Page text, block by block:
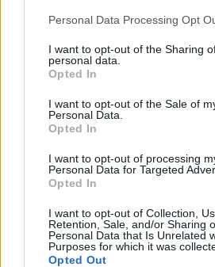
Personal Data Processing Opt
I want to opt-out of the Sharing
personal data.
Opted In
I want to opt-out of the Sale of
Personal Data.
Opted In
I want to opt-out of processing
Personal Data for Targeted
Opted In
I want to opt-out of Collection,
Retention, Sale, and/or Sharing
Personal Data that Is Unrelated
Purposes for which it was
Opted Out
Corrado Clini, e il
dell'Universita' e della
Profumo.
TI POTREBBE
MATURITÀ
Maturità